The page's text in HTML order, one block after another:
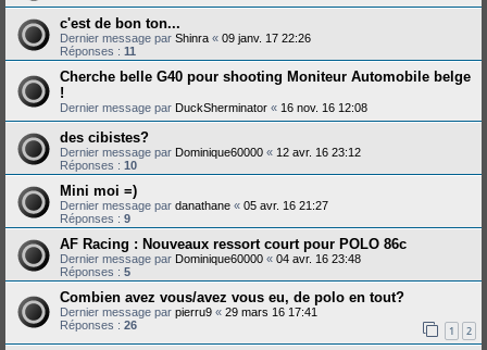
c'est de bon ton...
Dernier message par Shinra « 09 janv. 17 22:26
Réponses : 11
Cherche belle G40 pour shooting Moniteur Automobile belge
!
Dernier message par DuckSherminator « 16 nov. 16 12:08
des cibistes?
Dernier message par Dominique60000 « 12 avr. 16 23:12
Réponses : 10
Mini moi =)
Dernier message par danathane « 05 avr. 16 21:27
Réponses : 9
AF Racing : Nouveaux ressort court pour POLO 86c
Dernier message par Dominique60000 « 04 avr. 16 23:48
Réponses : 5
Combien avez vous/avez vous eu, de polo en tout?
Dernier message par pierru9 « 29 mars 16 17:41
Réponses : 26 1 2